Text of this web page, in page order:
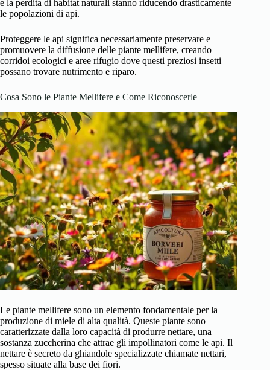
e la perdita di habitat naturali stanno riducendo drasticamente
le popolazioni di api.
Proteggere le api significa necessariamente preservare e
promuovere la diffusione delle piante mellifere, creando
corridoi ecologici e aree rifugio dove questi preziosi insetti
possano trovare nutrimento e riparo.
Cosa Sono le Piante Mellifere e Come Riconoscerle
Le piante mellifere sono un elemento fondamentale per la
produzione di miele di alta qualità. Queste piante sono
caratterizzate dalla loro capacità di produrre nettare, una
sostanza zuccherina che attrae gli impollinatori come le api. Il
nettare è secreto da ghiandole specializzate chiamate nettari,
spesso situate alla base dei fiori.